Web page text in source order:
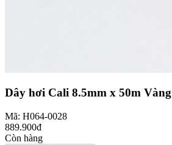
Dây hơi Cali 8.5mm x 50m Vàng
Mã: H064-0028
889.900đ
Còn hàng